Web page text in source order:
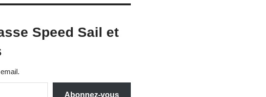
Speed Sail et
Abonnez-vous